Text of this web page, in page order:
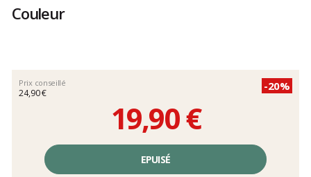
Couleur
Prix conseillé
24,90 €
-20%
19,90 €
unitaire,
EPUISÉ